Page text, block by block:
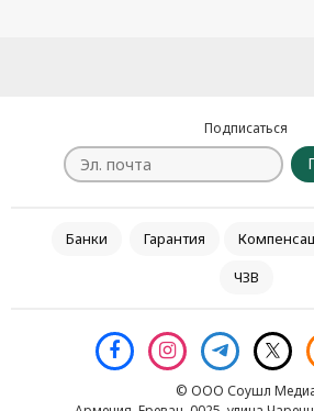
Подписаться
Банки Гарантия
ЧЗВ
© ООО Соушл